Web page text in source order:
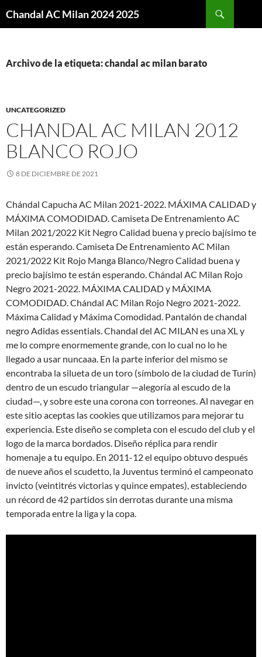
Chandal AC Milan 2024 2025
Archivo de la etiqueta: chandal ac milan barato
UNCATEGORIZED
CHANDAL AC MILAN 2012
BLANCO ROJO
8 DE DICIEMBRE DE 2021
Chándal Capucha AC Milan 2021-2022. MÁXIMA CALIDAD y
MÁXIMA COMODIDAD. Camiseta De Entrenamiento AC
Milan 2021/2022 Kit Negro Calidad buena y precio bajísimo te
están esperando. Camiseta De Entrenamiento AC Milan
2021/2022 Kit Rojo Manga Blanco/Negro Calidad buena y
precio bajísimo te están esperando. Chándal AC Milan Rojo
Negro 2021-2022. MÁXIMA CALIDAD y MÁXIMA
COMODIDAD. Chándal AC Milan Rojo Negro 2021-2022.
Máxima Calidad y Máxima Comodidad. Pantalón de chandal
negro Adidas essentials. Chandal del AC MILAN es una XL y
me lo compre enormemente grande, con lo cual no lo he
llegado a usar nuncaaa. En la parte inferior del mismo se
encontraba la silueta de un toro (símbolo de la ciudad de Turín)
dentro de un escudo triangular —alegoría al escudo de la
ciudad—, y sobre este una corona con torreones. Al navegar en
este sitio aceptas las cookies que utilizamos para mejorar tu
experiencia. Este diseño se completa con el escudo del club y el
logo de la marca bordados. Diseño réplica para rendir
homenaje a tu equipo. En 2011-12 el equipo obtuvo después
de nueve años el scudetto, la Juventus terminó el campeonato
invicto (veintitrés victorias y quince empates), estableciendo
un récord de 42 partidos sin derrotas durante una misma
temporada entre la liga y la copa.